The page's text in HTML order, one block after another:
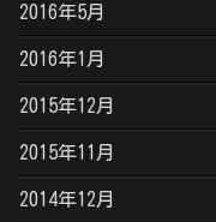
2016年5月
2016年1月
2015年12月
2015年11月
2014年12月